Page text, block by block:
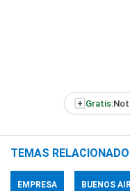
+ Gratis:
TEMAS
EMPRESA BUENOS